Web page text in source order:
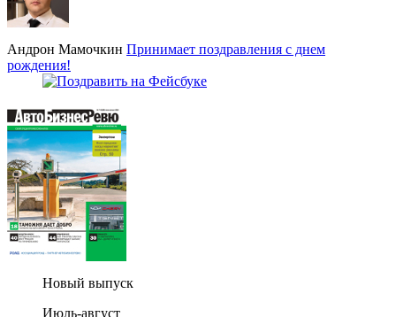
Андрон Мамочкин Принимает поздравления с днем
рождения!
Новый выпуск
Июль-август